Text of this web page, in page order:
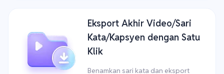
Eksport Akhir Video/Sari
Kata/Kapsyen dengan Satu
Klik
Benamkan sari kata dan eksport